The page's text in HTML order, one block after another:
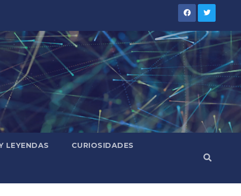
LEYENDAS CURIOSIDADES